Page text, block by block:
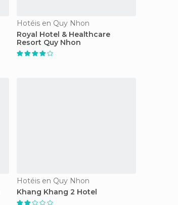
Hotéis en Quy Nhon
Royal Hotel & Healthcare
Resort Quy Nhon
Hotéis en Quy Nhon
Khang Khang 2 Hotel